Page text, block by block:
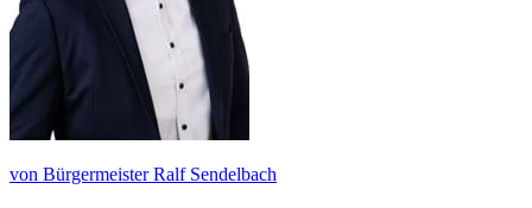
von Bürgermeister Ralf Sendelbach